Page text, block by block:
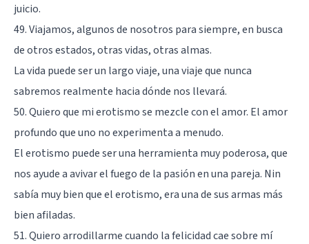
juicio.
49. Viajamos, algunos de nosotros para siempre, en busca
de otros estados, otras vidas, otras almas.
La vida puede ser un largo viaje, una viaje que nunca
sabremos realmente hacia dónde nos llevará.
50. Quiero que mi erotismo se mezcle con el amor. El amor
profundo que uno no experimenta a menudo.
El erotismo puede ser una herramienta muy poderosa, que
nos ayude a avivar el fuego de la pasión en una pareja. Nin
sabía muy bien que el erotismo, era una de sus armas más
bien afiladas.
51. Quiero arrodillarme cuando la felicidad cae sobre mí